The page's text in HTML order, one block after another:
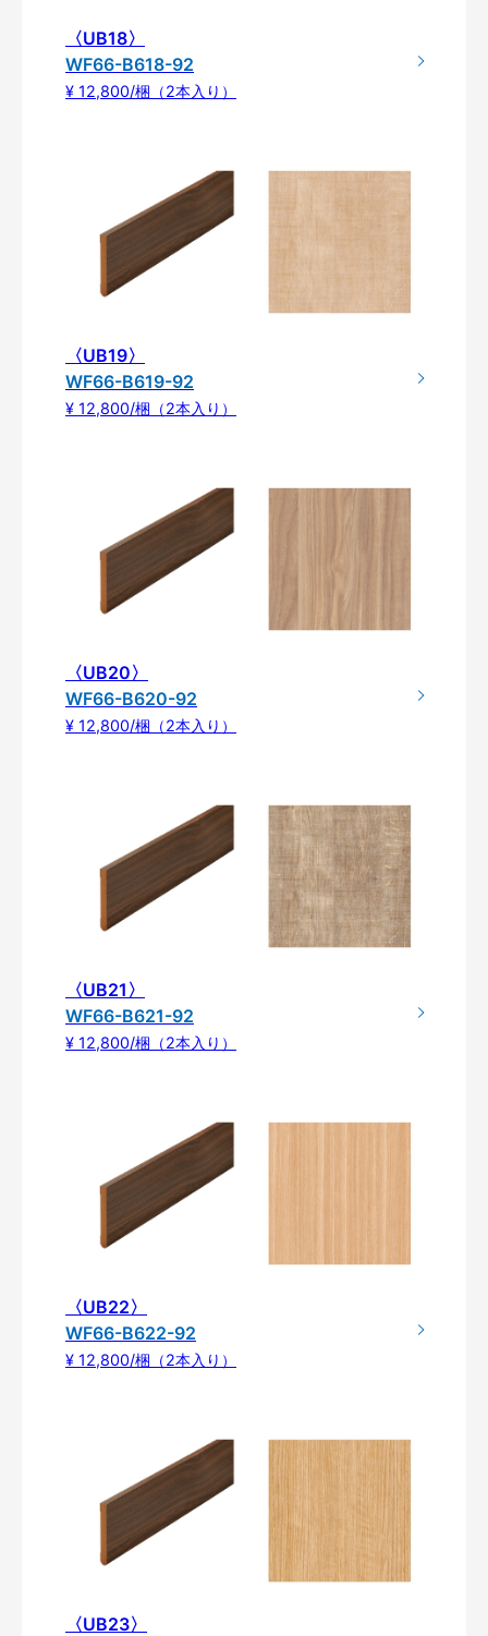
〈UB18〉
WF66-B618-92
¥ 12,800/梱（2本入り）
〈UB19〉
WF66-B619-92
¥ 12,800/梱（2本入り）
〈UB20〉
WF66-B620-92
¥ 12,800/梱（2本入り）
〈UB21〉
WF66-B621-92
¥ 12,800/梱（2本入り）
〈UB22〉
WF66-B622-92
¥ 12,800/梱（2本入り）
〈UB23〉